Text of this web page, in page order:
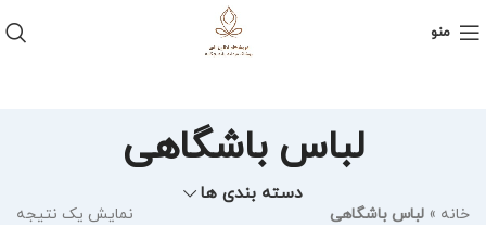
منو
لباس باشگاهی
دسته بندی ها
خانه » لباس باشگاهی نمایش یک نتیجه